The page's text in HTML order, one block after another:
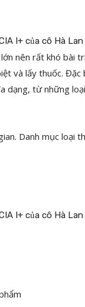
nên rất khó bài
và lấy thuốc. Đặc
dạng, từ những
Danh mục loại